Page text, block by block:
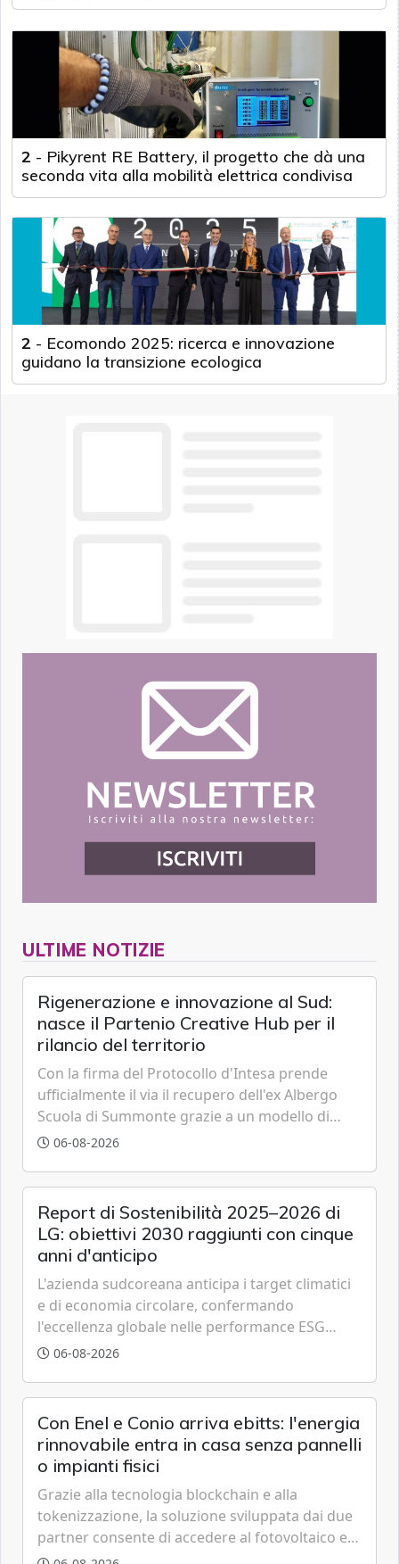
2 - Pikyrent RE Battery, il progetto che dà una
seconda vita alla mobilità elettrica condivisa
2 - Ecomondo 2025: ricerca e innovazione
guidano la transizione ecologica
ULTIME NOTIZIE
Rigenerazione e innovazione al Sud:
nasce il Partenio Creative Hub per il
rilancio del territorio
Con la firma del Protocollo d'Intesa prende
ufficialmente il via il recupero dell'ex Albergo
Scuola di Summonte grazie a un modello di
partenariato pubblico-privato e a una rete di
06-08-2026
Report di Sostenibilità 2025–2026 di
LG: obiettivi 2030 raggiunti con cinque
anni d'anticipo
L'azienda sudcoreana anticipa i target climatici
e di economia circolare, confermando
l'eccellenza globale nelle performance ESG
grazie a innovazione, accessibilità e governance
06-08-2026
Con Enel e Conio arriva ebitts: l'energia
rinnovabile entra in casa senza pannelli
o impianti fisici
Grazie alla tecnologia blockchain e alla
tokenizzazione, la soluzione sviluppata dai due
partner consente di accedere al fotovoltaico e
all'eolico ottenendo risparmi diretti in bolletta,